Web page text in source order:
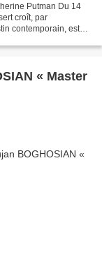
Putman Du 14
croît, par
contemporain, est